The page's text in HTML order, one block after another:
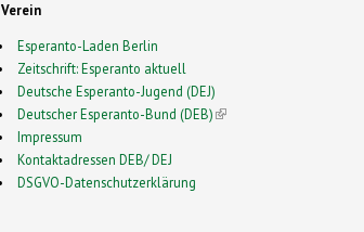
Verein
Esperanto-Laden Berlin
Zeitschrift: Esperanto aktuell
Deutsche Esperanto-Jugend (DEJ)
Deutscher Esperanto-Bund (DEB)(link is external)
Impressum
Kontaktadressen DEB/ DEJ
DSGVO-Datenschutzerklärung